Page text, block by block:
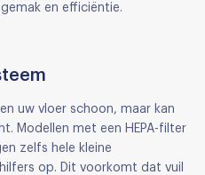
en efficiëntie.
uw vloer schoon, maar kan
Modellen met een HEPA-filter
zelfs hele kleine
op. Dit voorkomt dat vuil